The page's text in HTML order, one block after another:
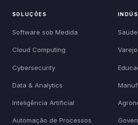
SOLUÇÕES
Software sob Medida
Cloud Computing
Cybersecurity
Data & Analytics
Inteligência Artificial
Automação de Processos
Saúde
Varejo